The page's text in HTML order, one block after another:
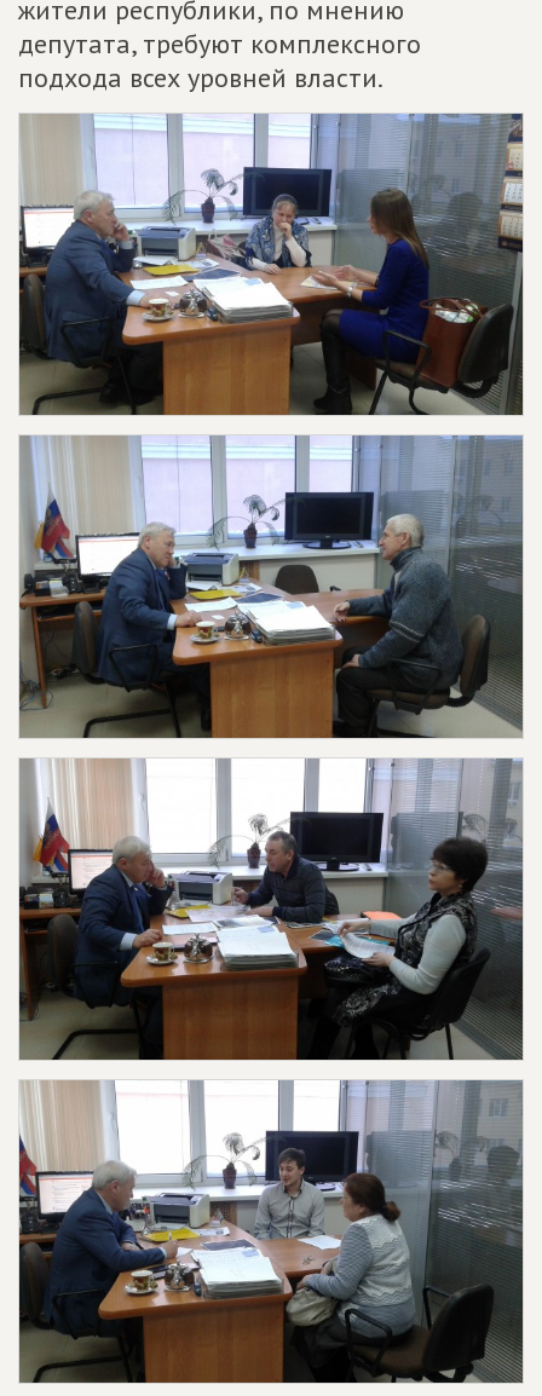
жители республики, по мнению
депутата, требуют комплексного
подхода всех уровней власти.